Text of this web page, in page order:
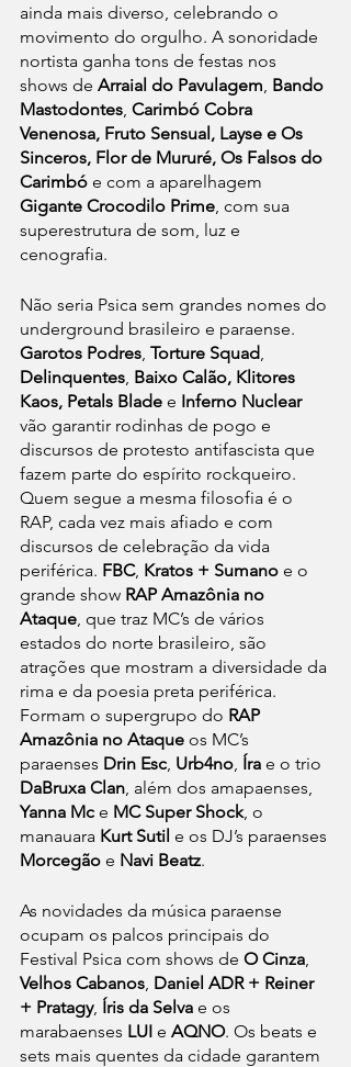
ainda mais diverso, celebrando o
movimento do orgulho. A sonoridade
nortista ganha tons de festas nos
shows de Arraial do Pavulagem Bando
Mastodontes Carimbó Cobra
Venenosa, Fruto Sensual, Layse e Os
Sinceros, Flor de Mururé, Os Falsos do
Carimbó e com a aparelhagem
Gigante Crocodilo Prime , com sua
superestrutura de som, luz e
cenografia.
Não seria Psica sem grandes nomes do
underground brasileiro e paraense.
Garotos Podres Torture Squad
Delinquentes Baixo Calão, Klitores
Kaos, Petals Blade e Inferno Nuclear
vão garantir rodinhas de pogo e
discursos de protesto antifascista que
fazem parte do espírito rockqueiro.
Quem segue a mesma filosofia é o
RAP, cada vez mais afiado e com
discursos de celebração da vida
periférica. FBC, Kratos + Sumano e o
grande show RAP Amazônia no
Ataque , que traz MC’s de vários
estados do norte brasileiro, são
atrações que mostram a diversidade da
rima e da poesia preta periférica.
Formam o supergrupo do RAP
Amazônia no Ataque os MC’s
paraenses Drin Esc Urb4no Íra e o trio
DaBruxa Clan , além dos amapaenses,
Yanna Mc e MC Super Shock, o
manauara Kurt Sutil e os DJ’s paraenses
Morcegão e Navi Beatz.
As novidades da música paraense
ocupam os palcos principais do
Festival Psica com shows de O Cinza
Velhos Cabanos Daniel ADR + Reiner
+ Pratagy, Íris da Selva e os
marabaenses LUI e AQNO. Os beats e
sets mais quentes da cidade garantem